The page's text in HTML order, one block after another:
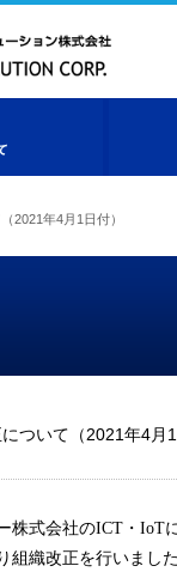
2021年4月1日付）
ついて（2021年4月1
株式会社のICT ・ IoT
組織改正を行いました